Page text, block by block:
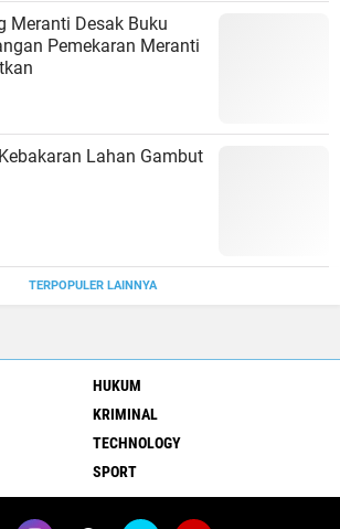
Meranti Desak Buku
Pemekaran Meranti
Lahan Gambut
TERPOPULER LAINNYA
HUKUM
KRIMINAL
TECHNOLOGY
SPORT